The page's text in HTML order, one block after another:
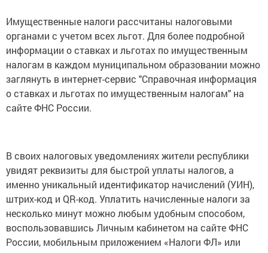
Имущественные налоги рассчитаны налоговыми
органами с учетом всех льгот. Для более подробной
информации о ставках и льготах по имущественным
налогам в каждом муниципальном образовании можно
заглянуть в интернет-сервис "Справочная информация
о ставках и льготах по имущественным налогам" на
сайте ФНС России.
В своих налоговых уведомлениях жители республики
увидят реквизиты для быстрой уплаты налогов, а
именно уникальный идентификатор начислений (УИН),
штрих-код и QR-код. Уплатить начисленные налоги за
несколько минут можно любым удобным способом,
воспользовавшись Личным кабинетом на сайте ФНС
России, мобильным приложением «Налоги ФЛ» или